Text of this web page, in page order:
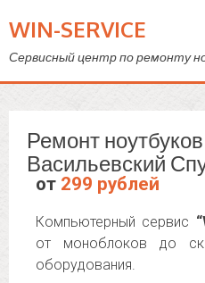
WIN-SERVICE
Сервисный центр по ремонту
Ремонт
Васильевский
от 299 рублей
Компьютерный сервис
от моноблоков до
оборудования.